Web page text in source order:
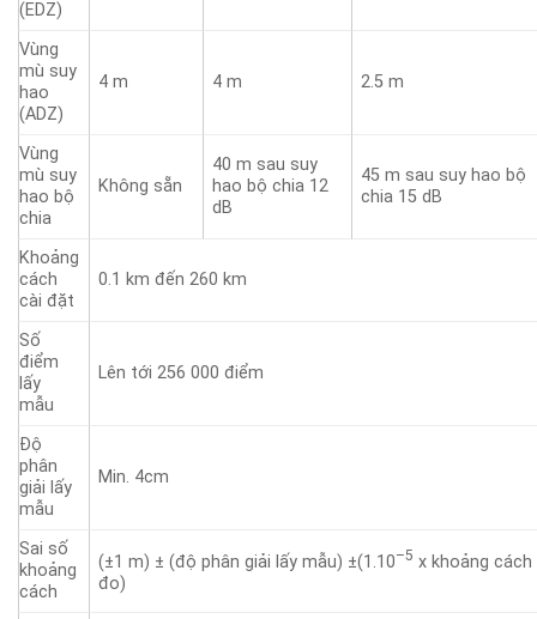
(EDZ)
Vùng
mù suy
hao
(ADZ)
4 m 4 m 2.5 m
Vùng
mù suy
hao bộ
chia
Không sẵn
40 m sau suy
hao bộ chia 12
dB
45 m sau suy hao bộ
chia 15 dB
Khoảng
cách
cài đặt
0.1 km đến 260 km
Số
điểm
lấy
mẫu
Lên tới 256 000 điểm
Độ
phân
giải lấy
mẫu
Min. 4cm
Sai số
khoảng
cách
(±1 m) ± (độ phân giải lấy mẫu) ±(1.10–5 x khoảng cách
đo)